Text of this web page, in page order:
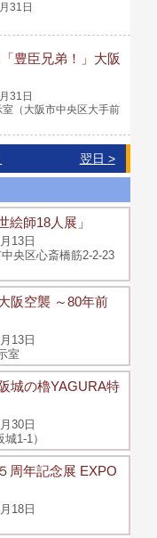
31日
豊臣兄弟！」大阪
31日
（大阪市中央区大手前
翌日 >
絵師18人展」
13日
央区心斎橋筋2-2-23
阪空襲 ～80年前
13日
室
城の櫓YAGURA特
30日
1-1）
周年記念展 EXPO
18日